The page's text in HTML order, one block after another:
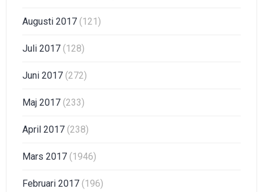
Augusti 2017 (121)
Juli 2017 (128)
Juni 2017 (272)
Maj 2017 (233)
April 2017 (238)
Mars 2017 (1946)
Februari 2017 (196)